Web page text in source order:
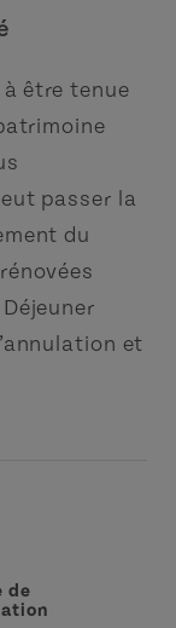
être tenue
passer la
du
et
de